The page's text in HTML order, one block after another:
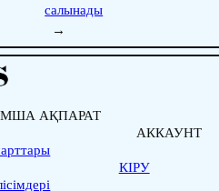
салынады
→
АҚПАРАТ
АККАУНТ
КІРУ